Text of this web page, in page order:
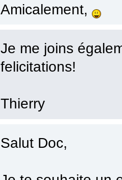
Amicalement,
Je me joins
felicitations!
Thierry
Salut Doc,